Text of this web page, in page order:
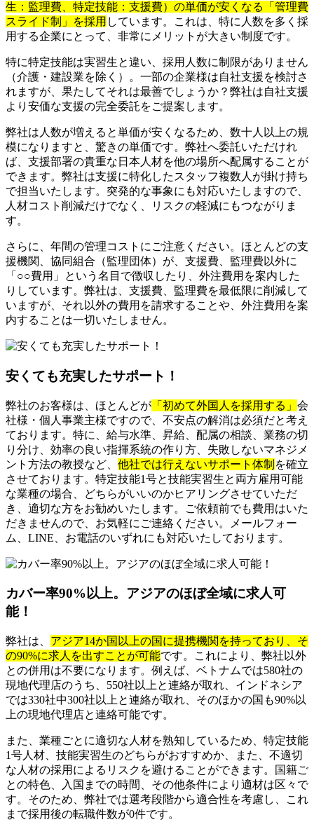
生：監理費、特定技能：支援費）の単価が安くなる「管理費
スライド制」を採用 しています。これは、特に人数を多く採
用する企業にとって、非常にメリットが大きい制度です。
特に特定技能は実習生と違い、採用人数に制限がありません
（介護・建設業を除く）。一部の企業様は自社支援を検討さ
れますが、果たしてそれは最善でしょうか？弊社は自社支援
より安価な支援の完全委託をご提案します。
弊社は人数が増えると単価が安くなるため、数十人以上の規
模になりますと、驚きの単価です。弊社へ委託いただけれ
ば、支援部署の貴重な日本人材を他の場所へ配属することが
できます。弊社は支援に特化したスタッフ複数人が掛け持ち
で担当いたします。突発的な事象にも対応いたしますので、
人材コスト削減だけでなく、リスクの軽減にもつながりま
す。
さらに、年間の管理コストにご注意ください。ほとんどの支
援機関、協同組合（監理団体）が、支援費、監理費以外に
「○○費用」という名目で徴収したり、外注費用を案内した
りしています。弊社は、支援費、監理費を最低限に削減して
いますが、それ以外の費用を請求することや、外注費用を案
内することは一切いたしません。
安くても充実したサポート！
弊社のお客様は、ほとんどが 「初めて外国人を採用する」 会
社様・個人事業主様ですので、不安点の解消は必須だと考え
ております。特に、給与水準、昇給、配属の相談、業務の切
り分け、効率の良い指揮系統の作り方、失敗しないマネジメ
ント方法の教授など、 他社では行えないサポート体制 を確立
させております。特定技能1号と技能実習生と両方雇用可能
な業種の場合、どちらがいいのかヒアリングさせていただ
き、適切な方をお勧めいたします。ご依頼前でも費用はいた
だきませんので、お気軽にご連絡ください。メールフォー
ム、LINE、お電話のいずれにも対応いたしております。
カバー率90%以上。アジアのほぼ全域に求人可
能！
弊社は、 アジア14か国以上の国に提携機関を持っており、そ
の90%に求人を出すことが可能です。これにより、弊社以外
との併用は不要になります。例えば、ベトナムでは580社の
現地代理店のうち、550社以上と連絡が取れ、インドネシア
では330社中300社以上と連絡が取れ、そのほかの国も90%以
上の現地代理店と連絡可能です。
また、業種ごとに適切な人材を熟知しているため、特定技能
1号人材、技能実習生のどちらがおすすめか、また、不適切
な人材の採用によるリスクを避けることができます。国籍ご
との特色、入国までの時間、その他条件により適材は区々で
す。そのため、弊社では選考段階から適合性を考慮し、これ
まで採用後の転職件数が0件です。